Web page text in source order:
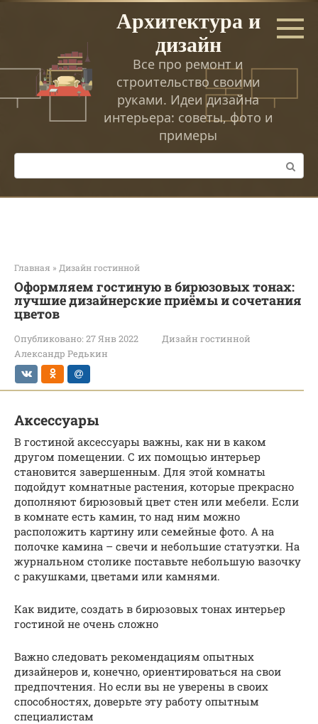
Перейти
Архитектура и
дизайн
Все про ремонт и
строительство своими
руками. Идеи дизайна
интерьера: советы, фото и
примеры
Поиск:
Главная » Дизайн гостинной
Оформляем гостиную в бирюзовых тонах:
лучшие дизайнерские приёмы и сочетания
цветов
Опубликовано: 27 Янв 2022
Дизайн гостинной
Александр Редькин
Аксессуары
В гостиной аксессуары важны, как ни в каком
другом помещении. С их помощью интерьер
становится завершенным. Для этой комнаты
подойдут комнатные растения, которые прекрасно
дополняют бирюзовый цвет стен или мебели. Если
в комнате есть камин, то над ним можно
расположить картину или семейные фото. А на
полочке камина – свечи и небольшие статуэтки. На
журнальном столике поставьте небольшую вазочку
с ракушками, цветами или камнями.
Как видите, создать в бирюзовых тонах интерьер
гостиной не очень сложно
Важно следовать рекомендациям опытных
дизайнеров и, конечно, ориентироваться на свои
предпочтения. Но если вы не уверены в своих
способностях, доверьте эту работу опытным
специалистам